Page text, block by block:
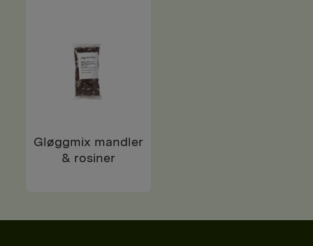
Gløggmix mandler
& rosiner